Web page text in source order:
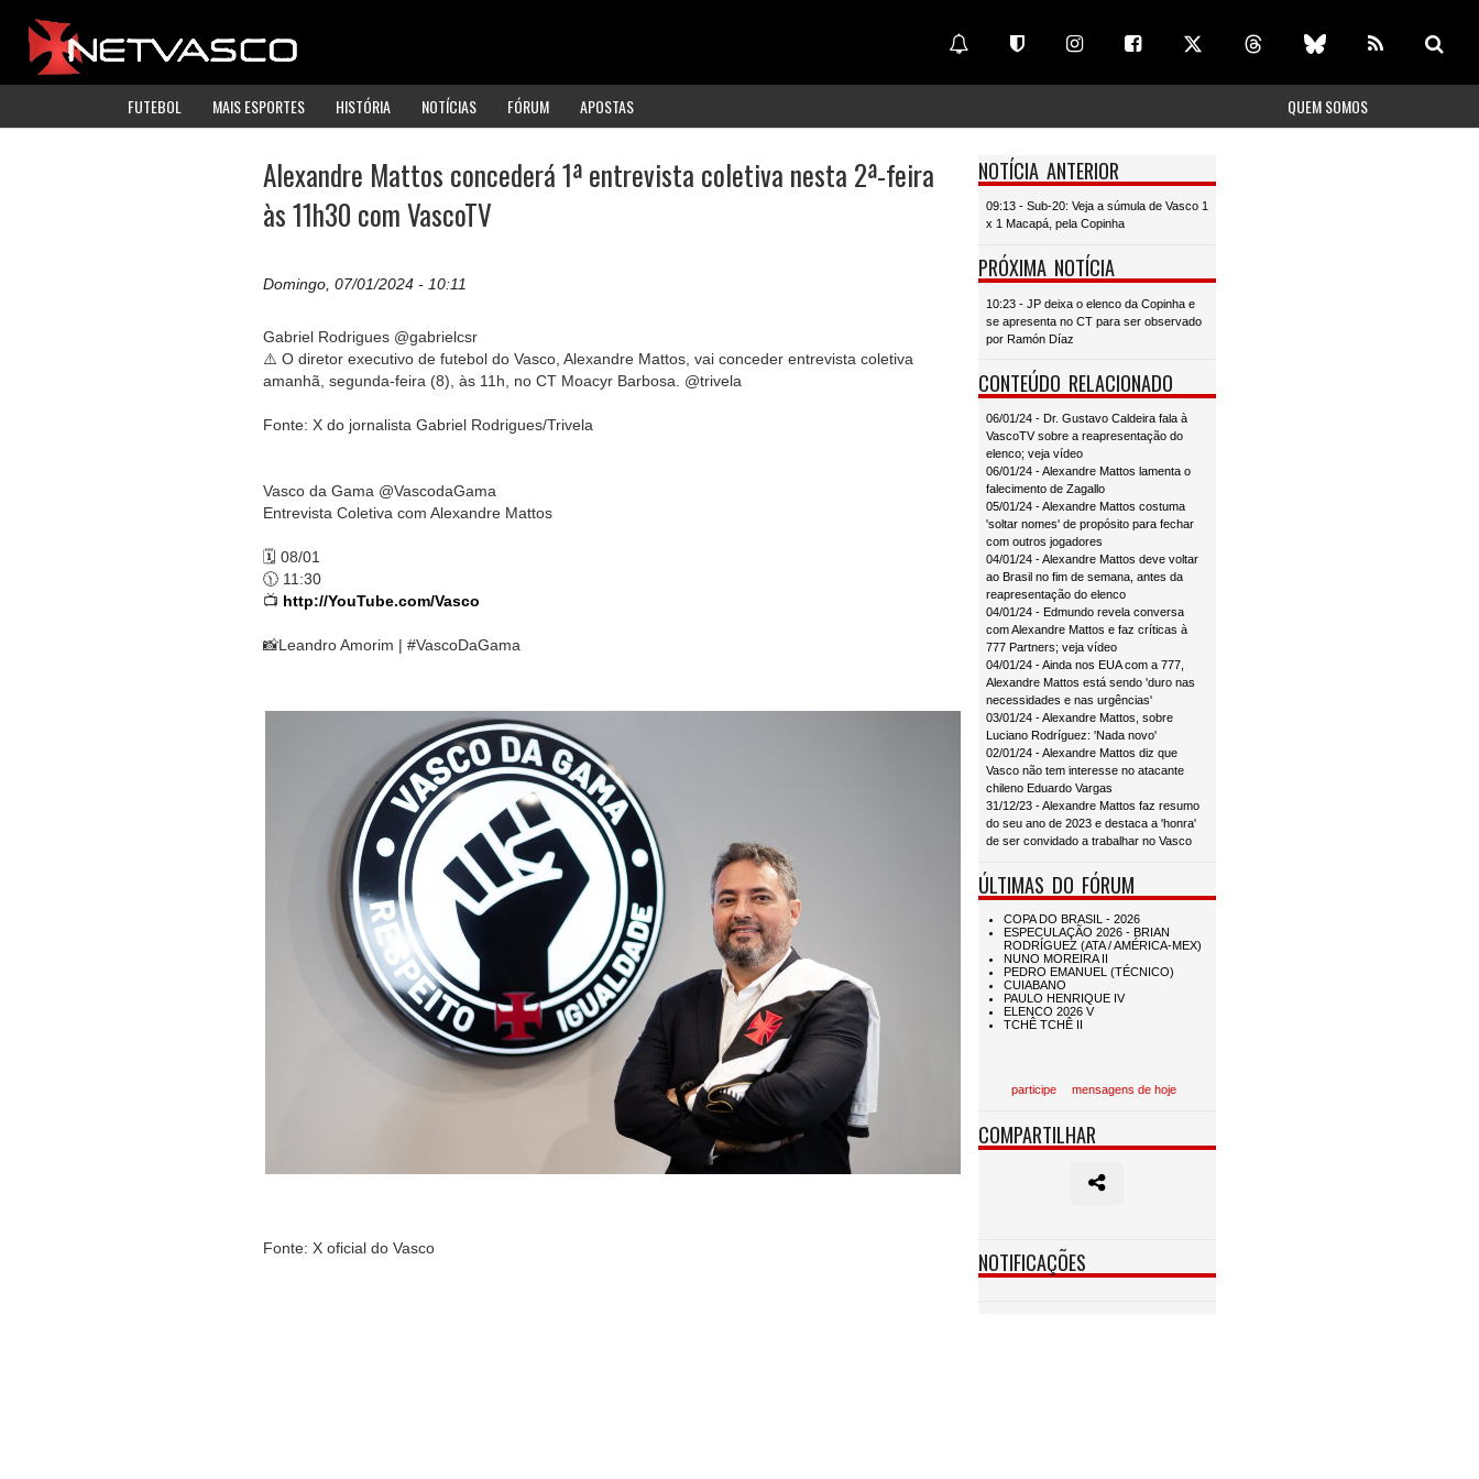
FUTEBOL MAIS ESPORTES HISTÓRIA NOTÍCIAS FÓRUM APOSTAS QUEM SOMOS
Alexandre Mattos concederá 1ª entrevista coletiva nesta 2ª-feira
às 11h30 com VascoTV
Domingo, 07/01/2024 - 10:11
Gabriel Rodrigues @gabrielcsr
⚠️ O diretor executivo de futebol do Vasco, Alexandre Mattos, vai conceder entrevista coletiva
amanhã, segunda-feira (8), às 11h, no CT Moacyr Barbosa. @trivela
Fonte: X do jornalista Gabriel Rodrigues/Trivela
Vasco da Gama @VascodaGama
Entrevista Coletiva com Alexandre Mattos
🗓️ 08/01
🕦 11:30
📺 http://YouTube.com/Vasco
📸Leandro Amorim | #VascoDaGama
Fonte: X oficial do Vasco
NOTÍCIA ANTERIOR
09:13 - Sub-20: Veja a súmula de Vasco 1
x 1 Macapá, pela Copinha
PRÓXIMA NOTÍCIA
10:23 - JP deixa o elenco da Copinha e
se apresenta no CT para ser observado
por Ramón Díaz
CONTEÚDO RELACIONADO
06/01/24 - Dr. Gustavo Caldeira fala à
VascoTV sobre a reapresentação do
elenco; veja vídeo
06/01/24 - Alexandre Mattos lamenta o
falecimento de Zagallo
05/01/24 - Alexandre Mattos costuma
'soltar nomes' de propósito para fechar
com outros jogadores
04/01/24 - Alexandre Mattos deve voltar
ao Brasil no fim de semana, antes da
reapresentação do elenco
04/01/24 - Edmundo revela conversa
com Alexandre Mattos e faz críticas à
777 Partners; veja vídeo
04/01/24 - Ainda nos EUA com a 777,
Alexandre Mattos está sendo 'duro nas
necessidades e nas urgências'
03/01/24 - Alexandre Mattos, sobre
Luciano Rodríguez: 'Nada novo'
02/01/24 - Alexandre Mattos diz que
Vasco não tem interesse no atacante
chileno Eduardo Vargas
31/12/23 - Alexandre Mattos faz resumo
do seu ano de 2023 e destaca a 'honra'
de ser convidado a trabalhar no Vasco
ÚLTIMAS DO FÓRUM
participe mensagens de hoje
COMPARTILHAR
NOTIFICAÇÕES